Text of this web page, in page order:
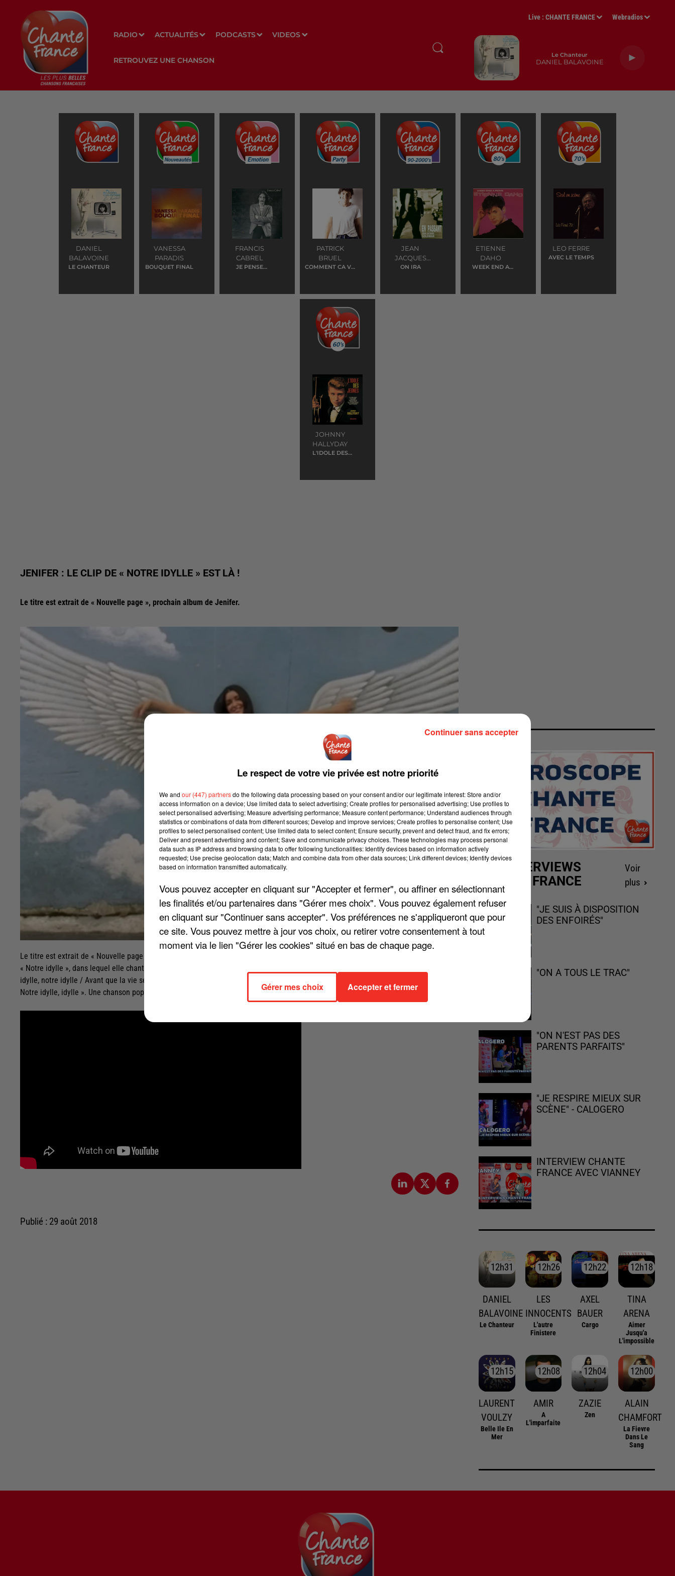
RADIO ACTUALITÉS PODCASTS VIDEOS
RETROUVEZ UNE CHANSON
Live :CHANTE FRANCE Webradios
Le Chanteur
DANIEL BALAVOINE
DANIEL
BALAVOINE
LE CHANTEUR
VANESSA
PARADIS
BOUQUET FINAL
FRANCIS
CABREL
JE PENSE
PATRICK
BRUEL
COMMENT CA VA
JEAN
JACQUES
GOLDMAN
ON IRA
ETIENNE
DAHO
WEEK END A
LEO FERRE
AVEC LE TEMPS
JOHNNY
HALLYDAY
L'IDOLE DES
JENIFER : LE CLIP DE « NOTRE IDYLLE » EST LÀ !
Le titre est extrait de « Nouvelle page », prochain album de Jenifer.
Le titre est extrait de « Nouvelle page », prochain album de Jenifer attendu pour le 26 octobre. L'artiste vient donc de sortir le clip de
« Notre idylle », dans lequel elle chante : « Mon amour, est-ce qu'on se laissera / Fébriles, fébriles / Autant la crier sur les toits / Notre
idylle, notre idylle / Avant que la vie se joue d'nos failles / Effaçons les preuves et les détails / Mon amour, est-ce qu'elle s'en sortira /
Notre idylle, idylle ». Une chanson pop dont le refrain devrai rester dans les têtes. Regardez !
Publié : 29 août 2018
LES INTERVIEWS
CHANTE FRANCE
Voir
plus
"JE SUIS À DISPOSITION
DES ENFOIRÉS"
"ON A TOUS LE TRAC"
"ON N'EST PAS DES
PARENTS PARFAITS"
"JE RESPIRE MIEUX SUR
SCÈNE" - CALOGERO
INTERVIEW CHANTE
FRANCE AVEC VIANNEY
12h31
12h31
DANIEL
BALAVOINE
Le Chanteur
12h26
12h26
LES
INNOCENTS
L'autre
Finistere
12h22
12h22
AXEL
BAUER
Cargo
12h18
12h18
TINA
ARENA
Aimer
Jusqu'a
L'impossible
12h15
12h15
LAURENT
VOULZY
Belle Ile En
Mer
12h08
12h08
AMIR
A
L'imparfaite
12h04
12h04
ZAZIE
Zen
12h00
12h00
ALAIN
CHAMFORT
La Fievre
Dans Le
Sang
Le respect de votre vie privée est notre priorité
We and our (447) partnersdo the following data processing based on your consent and/or our legitimate interest: Store and/or
access information on a device; Use limited data to select advertising; Create profiles for personalised advertising; Use profiles to
select personalised advertising; Measure advertising performance; Measure content performance; Understand audiences through
statistics or combinations of data from different sources; Develop and improve services; Create profiles to personalise content; Use
profiles to select personalised content; Use limited data to select content; Ensure security, prevent and detect fraud, and fix errors;
Deliver and present advertising and content; Save and communicate privacy choices. These technologies may process personal
data such as IP address and browsing data to offer following functionalities: Identify devices based on information actively
requested; Use precise geolocation data; Match and combine data from other data sources; Link different devices; Identify devices
based on information transmitted automatically.
Vous pouvez accepter en cliquant sur "Accepter et fermer", ou affiner en sélectionnant
les finalités et/ou partenaires dans "Gérer mes choix". Vous pouvez également refuser
en cliquant sur "Continuer sans accepter". Vos préférences ne s'appliqueront que pour
ce site. Vous pouvez mettre à jour vos choix, ou retirer votre consentement à tout
moment via le lien "Gérer les cookies" situé en bas de chaque page.
Gérer mes choix Accepter et fermer
Continuer sans accepter